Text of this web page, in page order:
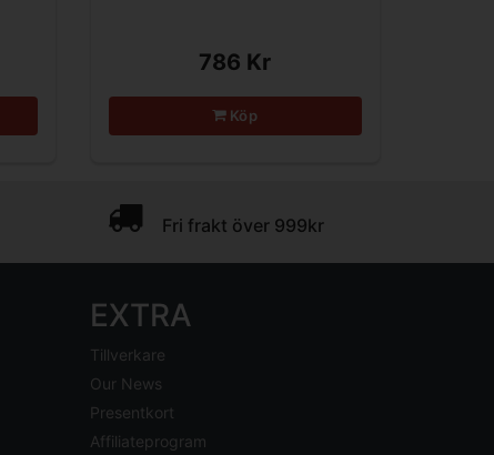
786 Kr
Köp
Fri frakt över 999kr
EXTRA
Tillverkare
Our News
Presentkort
Affiliateprogram